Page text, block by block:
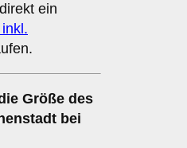
ein
Größe des
bei